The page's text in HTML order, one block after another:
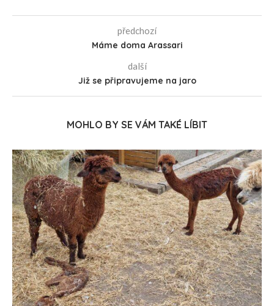
předchozí
Máme doma Arassari
další
Již se připravujeme na jaro
MOHLO BY SE VÁM TAKÉ LÍBIT